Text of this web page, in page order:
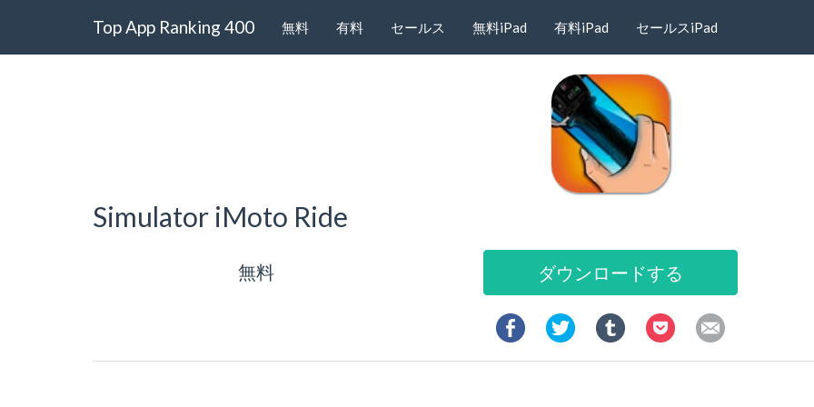
Top App Ranking 400 無料 有料 セールス 無料iPad 有料iPad セールスiPad
Simulator iMoto Ride
無料 ダウンロードする